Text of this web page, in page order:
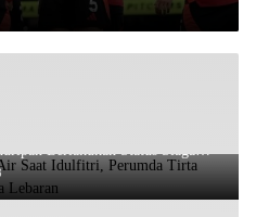
Konsumsi Air Saat Idulfitri,